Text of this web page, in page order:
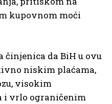
kupovnom moći
činjenica da BiH u ovu
niskim plaćama,
visokim
i vrlo ograničenim